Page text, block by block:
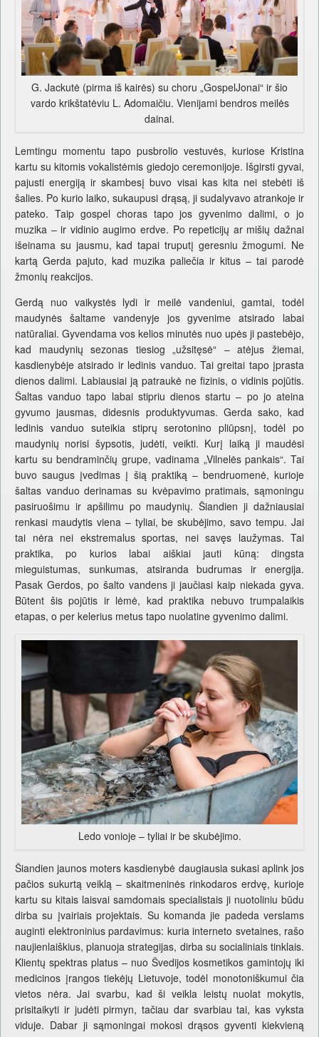
G. Jackutė (pirma iš kairės) su choru „GospelJonai“ ir šio
vardo krikštatėviu L. Adomaičiu. Vienijami bendros meilės
dainai.
Lemtingu momentu tapo pusbrolio vestuvės, kuriose Kristina
kartu su kitomis vokalistėmis giedojo ceremonijoje. Išgirsti gyvai,
pajusti energiją ir skambesį buvo visai kas kita nei stebėti iš
šalies. Po kurio laiko, sukaupusi drąsą, ji sudalyvavo atrankoje ir
pateko. Taip gospel choras tapo jos gyvenimo dalimi, o jo
muzika – ir vidinio augimo erdve. Po repeticijų ar mišių dažnai
išeinama su jausmu, kad tapai truputį geresniu žmogumi. Ne
kartą Gerda pajuto, kad muzika paliečia ir kitus – tai parodė
žmonių reakcijos.
Gerdą nuo vaikystės lydi ir meilė vandeniui, gamtai, todėl
maudynės šaltame vandenyje jos gyvenime atsirado labai
natūraliai. Gyvendama vos kelios minutės nuo upės ji pastebėjo,
kad maudynių sezonas tiesiog „užsitęsė“ – atėjus žiemai,
kasdienybėje atsirado ir ledinis vanduo. Tai greitai tapo įprasta
dienos dalimi. Labiausiai ją patraukė ne fizinis, o vidinis pojūtis.
Šaltas vanduo tapo labai stipriu dienos startu – po jo ateina
gyvumo jausmas, didesnis produktyvumas. Gerda sako, kad
ledinis vanduo suteikia stiprų serotonino pliūpsnį, todėl po
maudynių norisi šypsotis, judėti, veikti. Kurį laiką ji maudėsi
kartu su bendraminčių grupe, vadinama „Vilnelės pankais“. Tai
buvo saugus įvedimas į šią praktiką – bendruomenė, kurioje
šaltas vanduo derinamas su kvėpavimo pratimais, sąmoningu
pasiruošimu ir apšilimu po maudynių. Šiandien ji dažniausiai
renkasi maudytis viena – tyliai, be skubėjimo, savo tempu. Jai
tai nėra nei ekstremalus sportas, nei savęs laužymas. Tai
praktika, po kurios labai aiškiai jauti kūną: dingsta
mieguistumas, sunkumas, atsiranda budrumas ir energija.
Pasak Gerdos, po šalto vandens ji jaučiasi kaip niekada gyva.
Būtent šis pojūtis ir lėmė, kad praktika nebuvo trumpalaikis
etapas, o per kelerius metus tapo nuolatine gyvenimo dalimi.
Ledo vonioje – tyliai ir be skubėjimo.
Šiandien jaunos moters kasdienybė daugiausia sukasi aplink jos
pačios sukurtą veiklą – skaitmeninės rinkodaros erdvę, kurioje
kartu su kitais laisvai samdomais specialistais ji nuotoliniu būdu
dirba su įvairiais projektais. Su komanda jie padeda verslams
auginti elektroninius pardavimus: kuria interneto svetaines, rašo
naujienlaiškius, planuoja strategijas, dirba su socialiniais tinklais.
Klientų spektras platus – nuo Švedijos kosmetikos gamintojų iki
medicinos įrangos tiekėjų Lietuvoje, todėl monotoniškumui čia
vietos nėra. Jai svarbu, kad ši veikla leistų nuolat mokytis,
prisitaikyti ir judėti pirmyn, tačiau dar svarbiau tai, kas vyksta
viduje. Dabar ji sąmoningai mokosi drąsos gyventi kiekvieną